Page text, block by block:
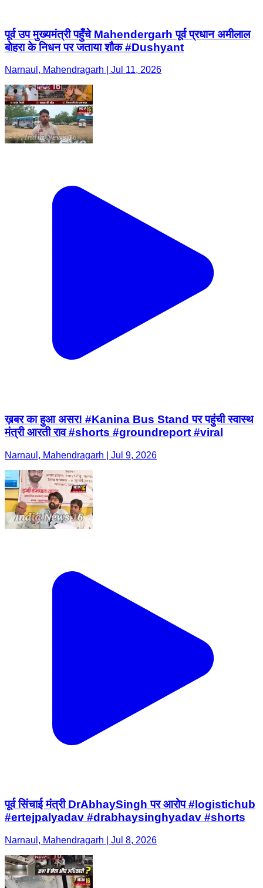
पूर्व उप मुख्यमंत्री पहुँचे Mahendergarh पूर्व प्रधान अमीलाल
बोहरा के निधन पर जताया शौक #Dushyant
Narnaul, Mahendragarh | Jul 11, 2026
ख़बर का हुआ असर! #Kanina Bus Stand पर पहुंची स्वास्थ
मंत्री आरती राव #shorts #groundreport #viral
Narnaul, Mahendragarh | Jul 9, 2026
पूर्व सिंचाई मंत्री DrAbhaySingh पर आरोप #logistichub
#ertejpalyadav #drabhaysinghyadav #shorts
Narnaul, Mahendragarh | Jul 8, 2026